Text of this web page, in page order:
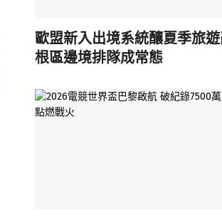
歐盟新入出境系統釀夏季旅
根區邊境排隊成常態